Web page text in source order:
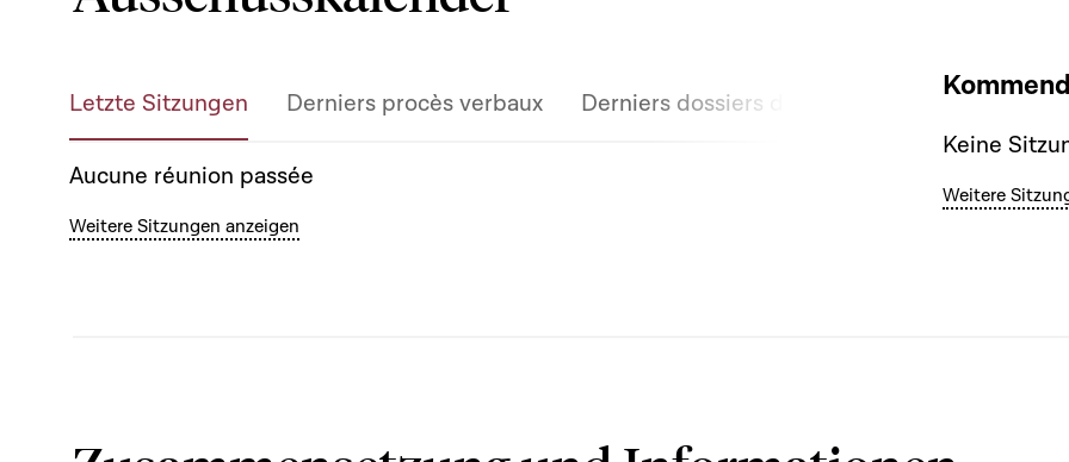
Letzte Sitzungen Derniers procès verbaux Derniers dossiers discutés
Aucune réunion passée
Weitere Sitzungen anzeigen
Keine
Weitere